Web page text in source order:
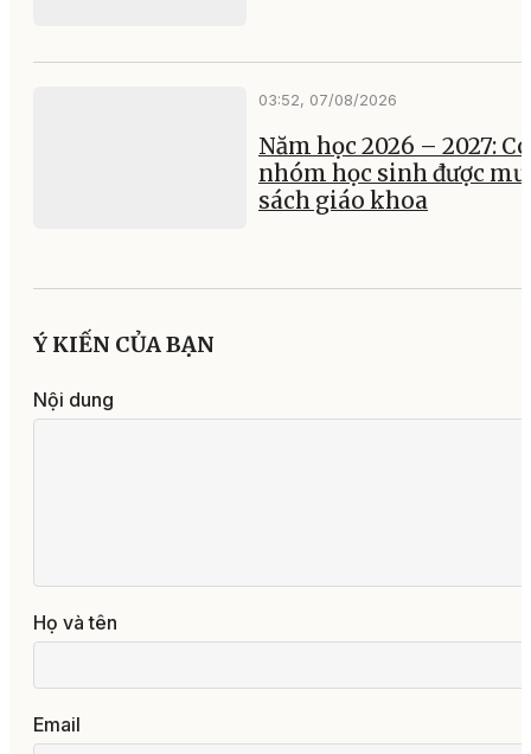
03:52, 07/08/2026
Năm học 2026 – 2027:
nhóm học sinh được
sách giáo khoa
Ý KIẾN CỦA BẠN
Nội dung
Họ và tên
Email